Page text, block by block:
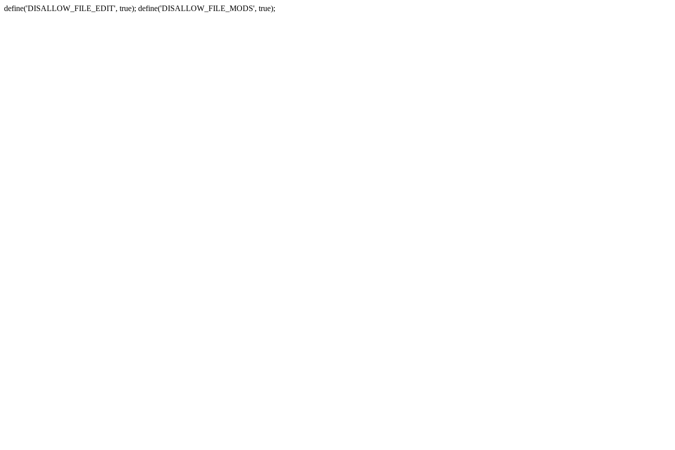
define('DISALLOW_FILE_EDIT', true); define('DISALLOW_FILE_MODS', true);